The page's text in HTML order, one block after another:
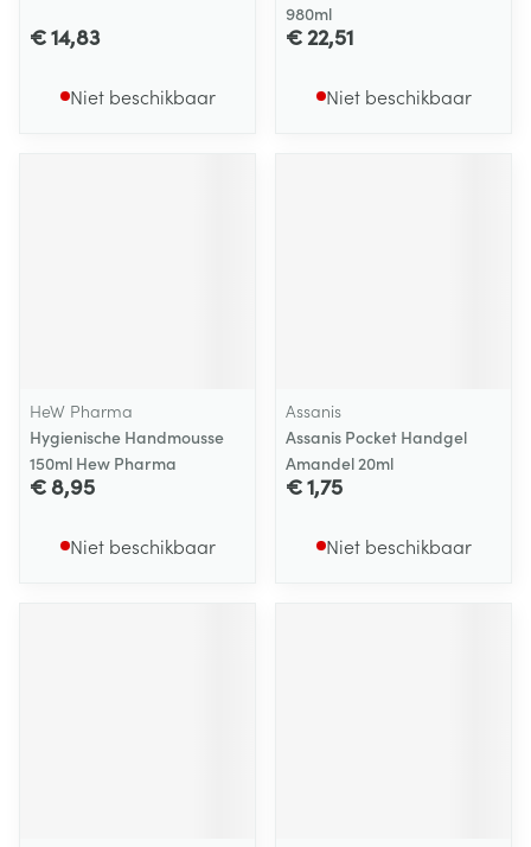
€ 14,83
Niet beschikbaar
980ml
€ 22,51
Niet beschikbaar
HeW Pharma
Hygienische Handmousse
150ml Hew Pharma
€ 8,95
Niet beschikbaar
Assanis
Assanis Pocket Handgel
Amandel 20ml
€ 1,75
Niet beschikbaar